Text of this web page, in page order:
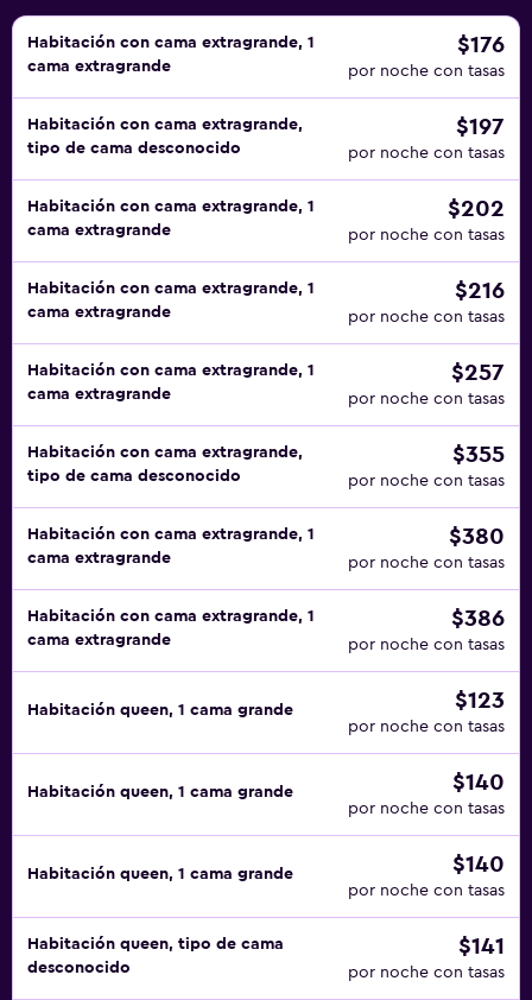
Habitación con cama extragrande, 1
cama extragrande
$176
por noche con tasas
Habitación con cama extragrande,
tipo de cama desconocido
$197
por noche con tasas
Habitación con cama extragrande, 1
cama extragrande
$202
por noche con tasas
Habitación con cama extragrande, 1
cama extragrande
$216
por noche con tasas
Habitación con cama extragrande, 1
cama extragrande
$257
por noche con tasas
Habitación con cama extragrande,
tipo de cama desconocido
$355
por noche con tasas
Habitación con cama extragrande, 1
cama extragrande
$380
por noche con tasas
Habitación con cama extragrande, 1
cama extragrande
$386
por noche con tasas
Habitación queen, 1 cama grande $123
por noche con tasas
Habitación queen, 1 cama grande $140
por noche con tasas
Habitación queen, 1 cama grande $140
por noche con tasas
Habitación queen, tipo de cama
desconocido
$141
por noche con tasas